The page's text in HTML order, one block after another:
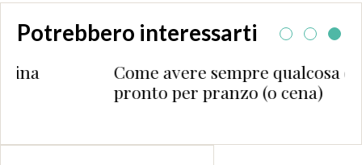
Potrebbero interessarti
Come avere sempre qualcosa di
pronto per pranzo (o cena)